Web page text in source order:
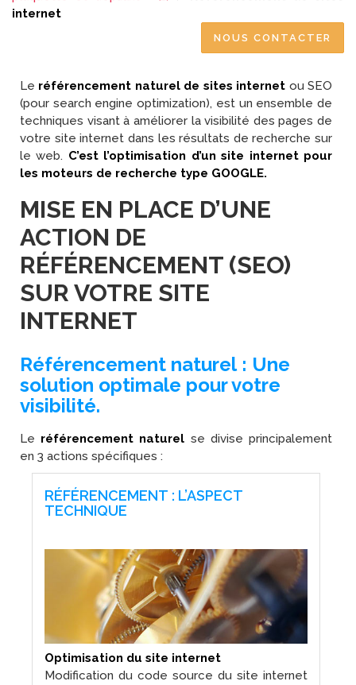
internet
NOUS CONTACTER
Le référencement naturel de sites internet ou SEO
(pour search engine optimization), est un ensemble de
techniques visant à améliorer la visibilité des pages de
votre site internet dans les résultats de recherche sur
le web. C’est l’optimisation d’un site internet pour
les moteurs de recherche type GOOGLE.
MISE EN PLACE D’UNE
ACTION DE
RÉFÉRENCEMENT (SEO)
SUR VOTRE SITE
INTERNET
Référencement naturel : Une
solution optimale pour votre
visibilité.
Le référencement naturel se divise principalement
en 3 actions spécifiques :
RÉFÉRENCEMENT : L’ASPECT
TECHNIQUE
Optimisation du site internet
Modification du code source du site internet